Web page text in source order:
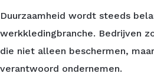
Duurzaamheid wordt steeds
werkkledingbranche. Bedrijven
die niet alleen beschermen,
verantwoord ondernemen.